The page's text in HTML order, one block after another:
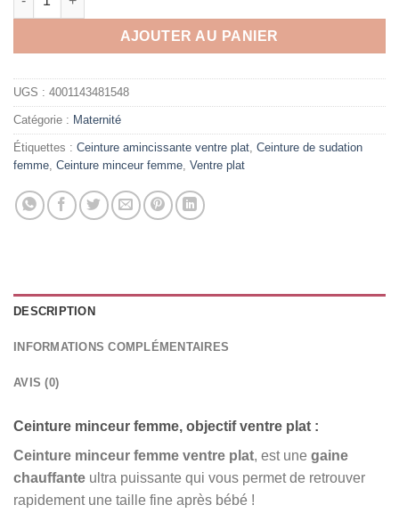
AJOUTER AU PANIER
UGS : 4001143481548
Catégorie : Maternité
Étiquettes : Ceinture amincissante ventre plat, Ceinture de sudation
femme, Ceinture minceur femme, Ventre plat
DESCRIPTION
INFORMATIONS COMPLÉMENTAIRES
AVIS (0)
Ceinture minceur femme, objectif ventre plat :
Ceinture minceur femme ventre plat, est une gaine
chauffante ultra puissante qui vous permet de retrouver
rapidement une taille fine après bébé !